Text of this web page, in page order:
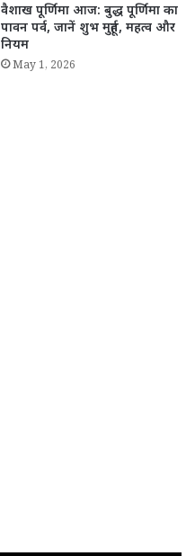
वैशाख पूर्णिमा आज: बुद्ध पूर्णिमा का
पावन पर्व, जानें शुभ मुहूर्त, महत्व और
नियम
May 1, 2026